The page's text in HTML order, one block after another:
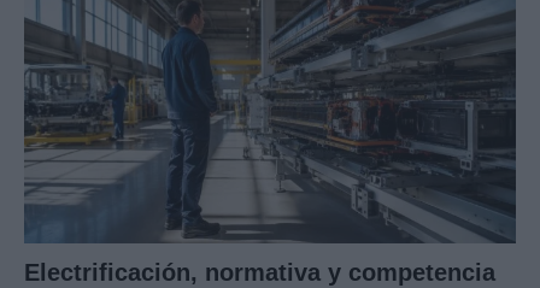
Electrificación, normativa y competencia